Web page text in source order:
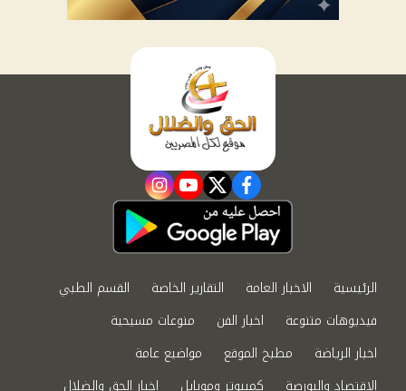
facebook
twitter
youtube
instagram
الرئيسية الاخبار العامة التقارير الخاصة
القسم الطبي
فيديوهات متنوعة
اخبار الفن
منوعات مسيحية
اخبار الرياضة
مطبخ الموقع
مواضيع عامة
الاقتصاد والبورصة
كمبيوتر وموبايل اخبار الحق والضلال